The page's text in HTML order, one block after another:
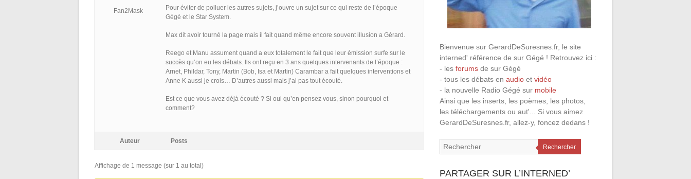
Fan2Mask
Pour éviter de polluer les autres sujets, j’ouvre un sujet sur ce qui reste de l’époque
Gégé et le Star System.
Max dit avoir tourné la page mais il fait quand même encore souvent illusion a Gérard.
Reego et Manu assument quand a eux totalement le fait que leur émission surfe sur le
succès qu’on eu les débats. Ils ont reçu en 3 ans quelques intervenants de l’époque :
Arnet, Phildar, Tony, Martin (Bob, Isa et Martin) Carambar a fait quelques interventions et
Anne K aussi je crois… D’autres aussi mais j’ai pas tout écouté.
Est ce que vous avez déjà écouté ? Si oui qu’en pensez vous, sinon pourquoi et
comment?
Auteur Posts
Affichage de 1 message (sur 1 au total)
Bienvenue sur GerardDeSuresnes.fr, le site
interned' référence de sur Gégé ! Retrouvez ici :
- lesforums de sur Gégé
- tous les débats enaudio etvidéo
- la nouvelle Radio Gégé sur mobile
Ainsi que les inserts, les poèmes, les photos,
les téléchargements ou aut'... Si vous aimez
GerardDeSuresnes.fr, allez-y, foncez dedans !
Rechercher
PARTAGER SUR L’INTERNED’